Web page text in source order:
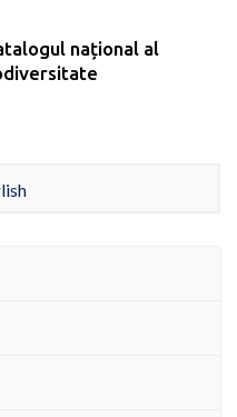
național al